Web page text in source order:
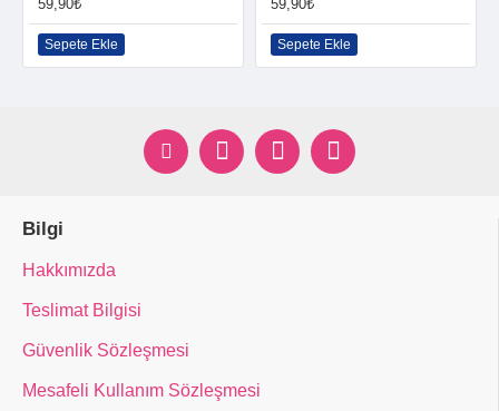
59,90₺
Sepete Ekle
59,90₺
Sepete Ekle
Bilgi
Hakkımızda
Teslimat Bilgisi
Güvenlik Sözleşmesi
Mesafeli Kullanım Sözleşmesi